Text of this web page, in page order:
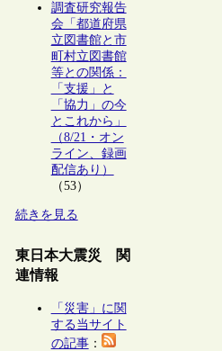
調査研究報告
会「都道府県
立図書館と市
町村立図書館
等との関係：
「支援」と
「協力」の今
とこれから」
（8/21・オン
ライン、録画
配信あり）
（53）
続きを見る
東日本大震災 関
連情報
「災害」に関
する当サイト
の記事：